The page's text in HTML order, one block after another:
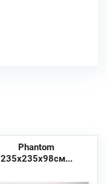
Phantom
235x235x98см...